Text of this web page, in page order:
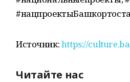
Источник:https://
Читайте нас